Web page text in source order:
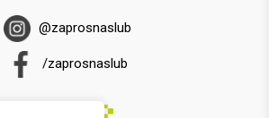
@zaprosnaslub
/zaprosnaslub